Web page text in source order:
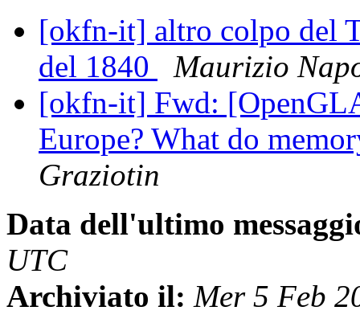
[okfn-it] altro colpo del
del 1840
Maurizio
[okfn-it] Fwd:
Europe? What do
Graziotin
Data dell'ultimo
UTC
Archiviato il: Mer 5 Feb